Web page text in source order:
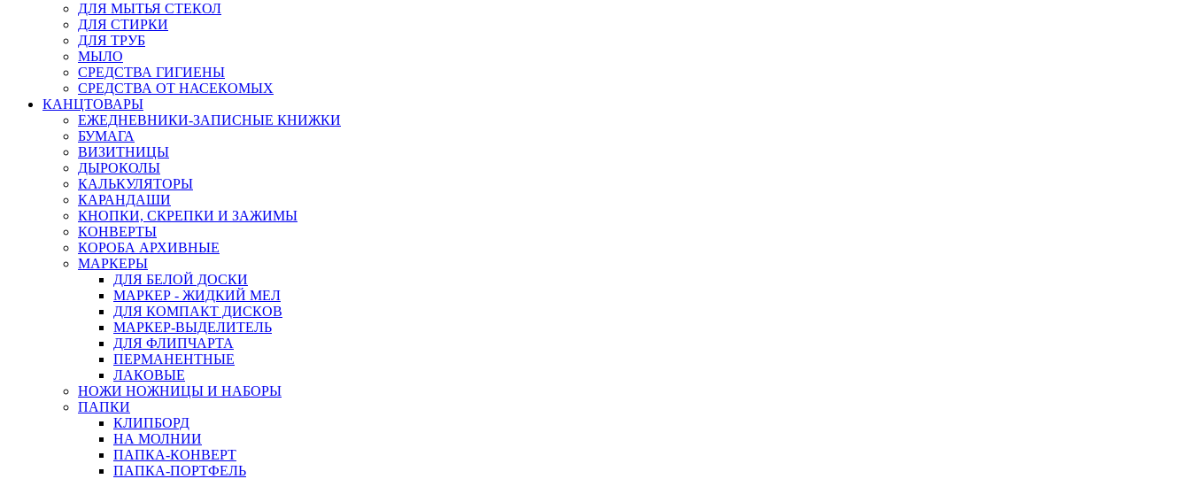
ДЛЯ МЫТЬЯ СТЕКОЛ
ДЛЯ СТИРКИ
ДЛЯ ТРУБ
МЫЛО
СРЕДСТВА ГИГИЕНЫ
СРЕДСТВА ОТ НАСЕКОМЫХ
КАНЦТОВАРЫ
ЕЖЕДНЕВНИКИ-ЗАПИСНЫЕ КНИЖКИ
БУМАГА
ВИЗИТНИЦЫ
ДЫРОКОЛЫ
КАЛЬКУЛЯТОРЫ
КАРАНДАШИ
КНОПКИ, СКРЕПКИ И ЗАЖИМЫ
КОНВЕРТЫ
КОРОБА АРХИВНЫЕ
МАРКЕРЫ
ДЛЯ БЕЛОЙ ДОСКИ
МАРКЕР - ЖИДКИЙ МЕЛ
ДЛЯ КОМПАКТ ДИСКОВ
МАРКЕР-ВЫДЕЛИТЕЛЬ
ДЛЯ ФЛИПЧАРТА
ПЕРМАНЕНТНЫЕ
ЛАКОВЫЕ
НОЖИ НОЖНИЦЫ И НАБОРЫ
ПАПКИ
КЛИПБОРД
НА МОЛНИИ
ПАПКА-КОНВЕРТ
ПАПКА-ПОРТФЕЛЬ